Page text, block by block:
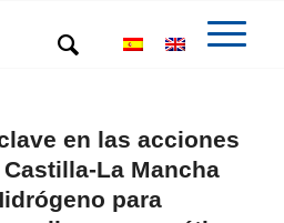
en las acciones
La Mancha
para